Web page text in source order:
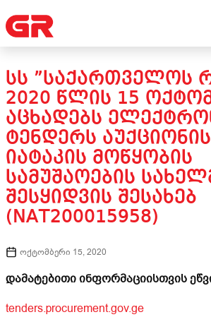
ᲡᲡ ”ᲡᲐᲥᲐᲠᲗᲕᲔᲚᲝᲡ
2020 ᲬᲚᲘᲡ 15
ᲐᲪᲮᲐᲓᲔᲑᲡ
ᲢᲔᲜᲓᲔᲠᲡ
ᲘᲐᲢᲐᲙᲘᲡ ᲛᲝᲬᲧᲝᲑᲘᲡ
ᲡᲐᲛᲣᲨᲐᲝᲔᲑᲘᲡ
ᲨᲔᲡᲧᲘᲓᲕᲘᲡ ᲨᲔᲡᲐᲮᲔᲑ
(NAT200015958)
ოქტომბერი 15, 2020
დამატებითი ინფორმაციისთვის
tenders.procurement.gov.ge